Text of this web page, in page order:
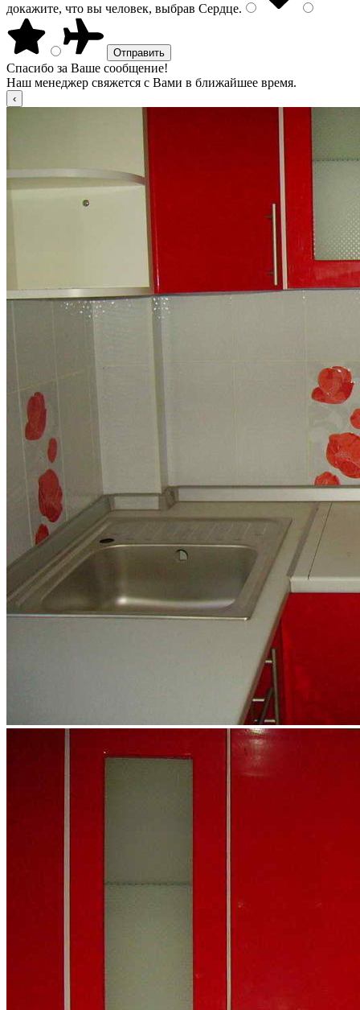
докажите, что вы человек, выбрав Сердце.
Спасибо за Ваше сообщение!
Наш менеджер свяжется с Вами в ближайшее время.